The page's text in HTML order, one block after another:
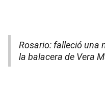
Rosario: falleció una
la balacera de Vera